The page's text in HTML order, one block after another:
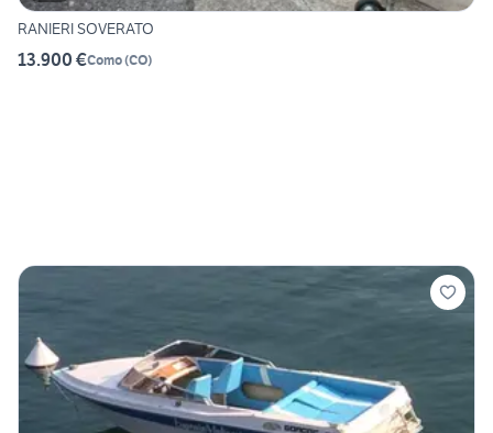
RANIERI SOVERATO
13.900 €Como(CO)